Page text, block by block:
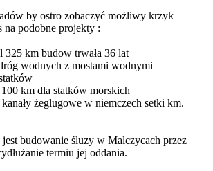
by ostro zobaczyć możliwy krzyk
podobne projekty :
325 km budow trwała 36 lat
wodnych z mostami wodnymi
km dla statków morskich
żeglugowe w niemczech setki km.
budowanie śluzy w Malczycach przez
termiu jej oddania.